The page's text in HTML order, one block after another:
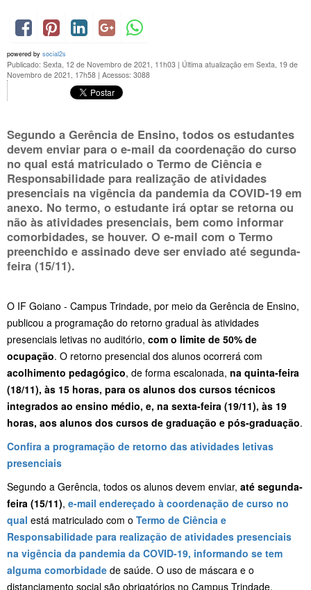
powered by social2s
Publicado: Sexta, 12 de Novembro de 2021, 11h03 | Última atualização em Sexta, 19 de
Novembro de 2021, 17h58 | Acessos: 3088
Segundo a Gerência de Ensino, todos os estudantes
devem enviar para o e-mail da coordenação do curso
no qual está matriculado o Termo de Ciência e
Responsabilidade para realização de atividades
presenciais na vigência da pandemia da COVID-19 em
anexo. No termo, o estudante irá optar se retorna ou
não às atividades presenciais, bem como informar
comorbidades, se houver. O e-mail com o Termo
preenchido e assinado deve ser enviado até segunda-
feira (15/11).
O IF Goiano - Campus Trindade, por meio da Gerência de Ensino,
publicou a programação do retorno gradual às atividades
presenciais letivas no auditório, com o limite de 50% de
ocupação. O retorno presencial dos alunos ocorrerá com
acolhimento pedagógico, de forma escalonada, na quinta-feira
(18/11), às 15 horas, para os alunos dos cursos técnicos
integrados ao ensino médio, e, na sexta-feira (19/11), às 19
horas, aos alunos dos cursos de graduação e pós-graduação.
Confira a programação de retorno das atividades letivas
presenciais
Segundo a Gerência, todos os alunos devem enviar, até segunda-
feira (15/11), e-mail endereçado à coordenação de curso no
qual está matriculado com o Termo de Ciência e
Responsabilidade para realização de atividades presenciais
na vigência da pandemia da COVID-19, informando se tem
alguma comorbidade de saúde. O uso de máscara e o
distanciamento social são obrigatórios no Campus Trindade.